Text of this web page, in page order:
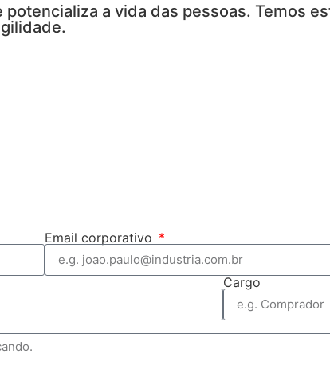
a vida das pessoas. Temos
Email corporativo
Cargo